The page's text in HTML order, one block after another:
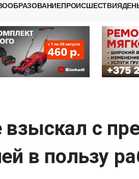
ОБРАЗОВАНИЕПРОИСШЕСТВИЯ
с
в пользу